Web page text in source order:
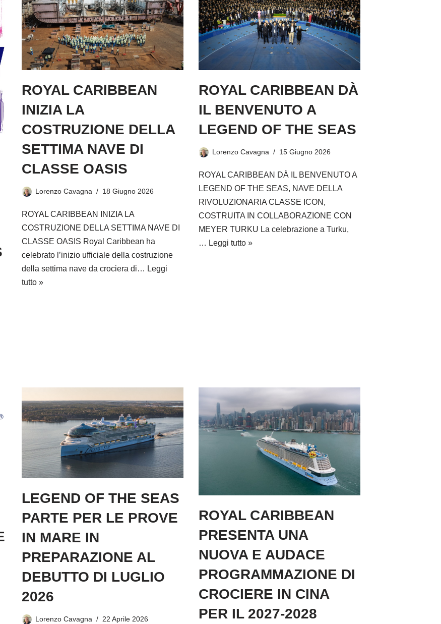
ROYAL CARIBBEAN
INIZIA LA
COSTRUZIONE DELLA
SETTIMA NAVE DI
CLASSE OASIS
Lorenzo Cavagna 18 Giugno 2026
ROYAL CARIBBEAN INIZIA LA
COSTRUZIONE DELLA SETTIMA NAVE DI
CLASSE OASIS Royal Caribbean ha
celebrato l’inizio ufficiale della costruzione
della settima nave da crociera di… Leggi
tutto »
ROYAL CARIBBEAN DÀ
IL BENVENUTO A
LEGEND OF THE SEAS
Lorenzo Cavagna 15 Giugno 2026
ROYAL CARIBBEAN DÀ IL BENVENUTO A
LEGEND OF THE SEAS, NAVE DELLA
RIVOLUZIONARIA CLASSE ICON,
COSTRUITA IN COLLABORAZIONE CON
MEYER TURKU La celebrazione a Turku,
… Leggi tutto »
LEGEND OF THE SEAS
PARTE PER LE PROVE
IN MARE IN
PREPARAZIONE AL
DEBUTTO DI LUGLIO
2026
Lorenzo Cavagna 22 Aprile 2026
ROYAL CARIBBEAN
PRESENTA UNA
NUOVA E AUDACE
PROGRAMMAZIONE DI
CROCIERE IN CINA
PER IL 2027-2028